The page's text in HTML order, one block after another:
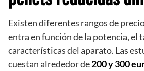
Existen diferentes rangos de
entra en función de la potencia, el
características del aparato. Las
cuestan alrededor de200 y 300